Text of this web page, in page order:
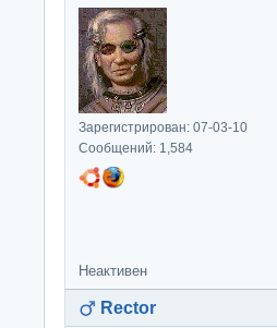
Зарегистрирован: 07-03-10
Сообщений: 1,584
Неактивен
Rector